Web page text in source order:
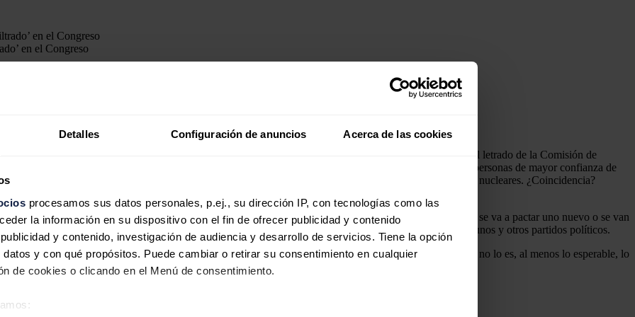
Detalles Configuración de anuncios Acerca de las cookies
procesamos sus datos personales, p.ej., su dirección IP, con tecnologías como las
la información en su dispositivo con el fin de ofrecer publicidad y contenido
y contenido, investigación de audiencia y desarrollo de servicios. Tiene la opción
y con qué propósitos. Puede cambiar o retirar su consentimiento en cualquier
de cookies o clicando en el Menú de consentimiento.
en el Congreso
más relevancia dependiendo de quién se trate. Hemos sabido que
, el letrado de la Comisión de
encargada de las relaciones con el Consejo de Seguridad Nuclear (CSN), es el hermano de una de las personas de mayor confianza de
Pina
r ocupa el puesto de asesora de Presidencia del organismo que vela por la seguridad de las centrales nucleares. ¿Coincidencia?
en tiempos revueltos, donde se crean Comisiones con un Gobierno en funciones y donde no se sabe si se va a pactar uno nuevo o se van
el tema del cierre o no de la central nuclear de Garoña se ha convertido en el caballo de batalla de unos y otros partidos políticos.
de letrado y las de su relación filial de primer grado con la asesora personal de Fernando Martí? Si no lo es, al menos lo esperable, lo
sobre sus relaciones familiares.